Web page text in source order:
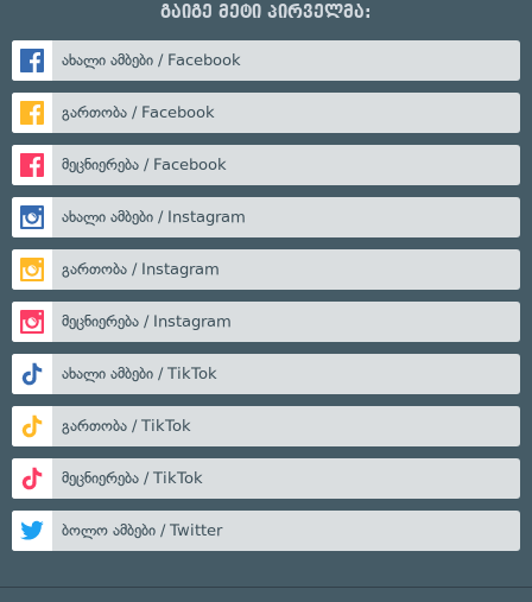
გაიგე მეტი პირველმა:
ახალი ამბები / Facebook
გართობა / Facebook
მეცნიერება / Facebook
ახალი ამბები / Instagram
გართობა / Instagram
მეცნიერება / Instagram
ახალი ამბები / TikTok
გართობა / TikTok
მეცნიერება / TikTok
ბოლო ამბები / Twitter